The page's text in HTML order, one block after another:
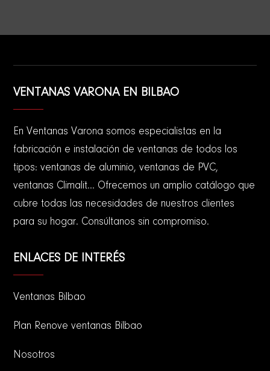
VENTANAS VARONA EN BILBAO
En Ventanas Varona somos especialistas en la
fabricación e instalación de ventanas de todos los
tipos: ventanas de aluminio, ventanas de PVC,
ventanas Climalit... Ofrecemos un amplio catálogo que
cubre todas las necesidades de nuestros clientes
para su hogar. Consúltanos sin compromiso.
ENLACES DE INTERÉS
Ventanas Bilbao
Plan Renove ventanas Bilbao
Nosotros